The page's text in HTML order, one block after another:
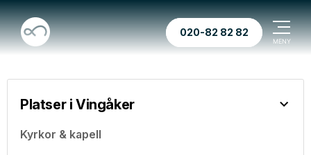
020-82 82 82
Platser i Vingåker
Kyrkor & kapell